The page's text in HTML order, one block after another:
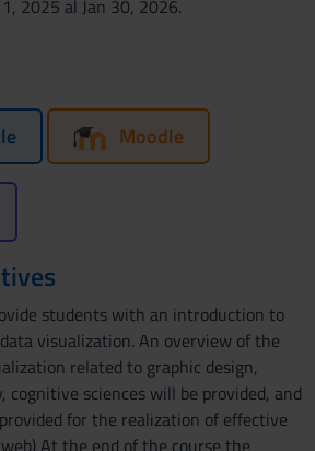
2025 al Jan 30, 2026.
Moodle
students with an introduction to
visualization. An overview of the
related to graphic design,
cognitive sciences will be provided, and
for the realization of effective
At the end of the course the